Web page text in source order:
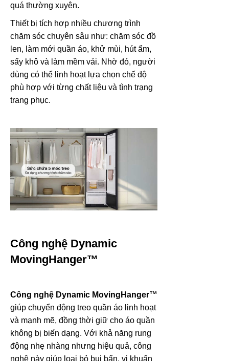
quá thường xuyên.
Thiết bị tích hợp nhiều chương trình
chăm sóc chuyên sâu như: chăm sóc đồ
len, làm mới quần áo, khử mùi, hút ẩm,
sấy khô và làm mềm vải. Nhờ đó, người
dùng có thể linh hoạt lựa chọn chế độ
phù hợp với từng chất liệu và tình trạng
trang phục.
Công nghệ Dynamic
MovingHanger™
Công nghệ Dynamic MovingHanger™
giúp chuyển động treo quần áo linh hoạt
và mạnh mẽ, đồng thời giữ cho áo quần
không bị biến dạng. Với khả năng rung
động nhẹ nhàng nhưng hiệu quả, công
nghệ này giúp loại bỏ bụi bẩn, vi khuẩn